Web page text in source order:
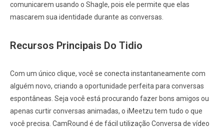
comunicarem usando o Shagle, pois ele permite que elas
mascarem sua identidade durante as conversas.
Recursos Principais Do Tidio
Com um único clique, você se conecta instantaneamente com
alguém novo, criando a oportunidade perfeita para conversas
espontâneas. Seja você está procurando fazer bons amigos ou
apenas curtir conversas animadas, o iMeetzu tem tudo o que
você precisa. CamRound é de fácil utilização Conversa de vídeo